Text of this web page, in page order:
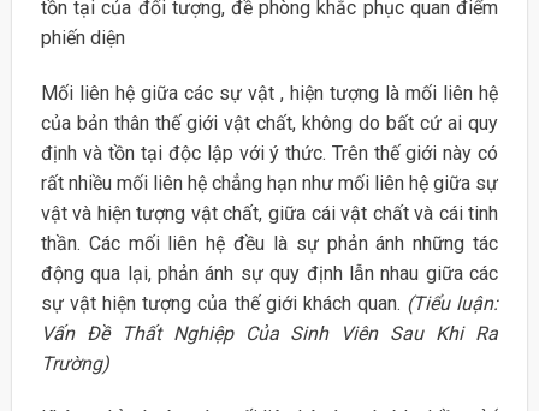
tồn tại của đối tượng, đề phòng khắc phục quan điểm
phiến diện
Mối liên hệ giữa các sự vật , hiện tượng là mối liên hệ
của bản thân thế giới vật chất, không do bất cứ ai quy
định và tồn tại độc lập với ý thức. Trên thế giới này có
rất nhiều mối liên hệ chẳng hạn như mối liên hệ giữa sự
vật và hiện tượng vật chất, giữa cái vật chất và cái tinh
thần. Các mối liên hệ đều là sự phản ánh những tác
động qua lại, phản ánh sự quy định lẫn nhau giữa các
sự vật hiện tượng của thế giới khách quan. (Tiểu luận:
Vấn Đề Thất Nghiệp Của Sinh Viên Sau Khi Ra
Trường)